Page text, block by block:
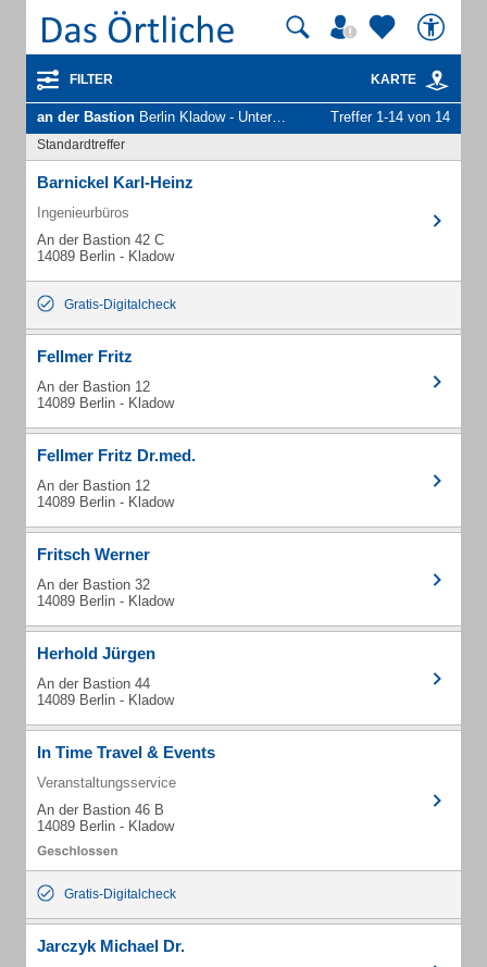
FILTER KARTE
an der Bastion Berlin Kladow - Unternehmen und Personen Treffer 1-14 von 14
Standardtreffer
Barnickel Karl-Heinz
Ingenieurbüros
An der Bastion 42 C
14089 Berlin - Kladow
Gratis-Digitalcheck
Fellmer Fritz
An der Bastion 12
14089 Berlin - Kladow
Fellmer Fritz Dr.med.
An der Bastion 12
14089 Berlin - Kladow
Fritsch Werner
An der Bastion 32
14089 Berlin - Kladow
Herhold Jürgen
An der Bastion 44
14089 Berlin - Kladow
In Time Travel & Events
Veranstaltungsservice
An der Bastion 46 B
14089 Berlin - Kladow
Gratis-Digitalcheck
Jarczyk Michael Dr.